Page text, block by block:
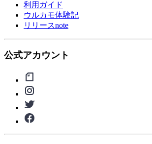
利用ガイド
ウルカモ体験記
リリースnote
公式アカウント